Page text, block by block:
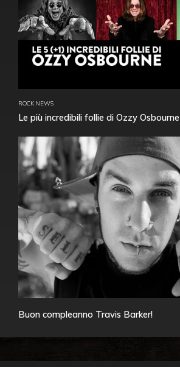
ROCK NEWS
Le più incredibili follie di Ozzy Osbourne
Buon compleanno Travis Barker!